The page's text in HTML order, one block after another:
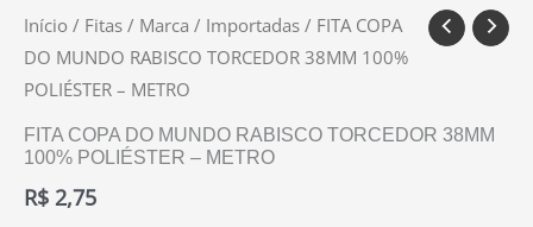
Início / Fitas / Marca / Importadas / FITA COPA
DO MUNDO RABISCO TORCEDOR 38MM 100%
POLIÉSTER – METRO
FITA COPA DO MUNDO RABISCO TORCEDOR 38MM
100% POLIÉSTER – METRO
R$ 2,75